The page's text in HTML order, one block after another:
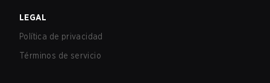
LEGAL
Política de privacidad
Términos de servicio